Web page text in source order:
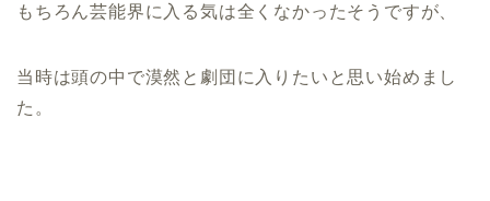
もちろん芸能界に入る気は全くなかったそうですが、
当時は頭の中で漠然と劇団に入りたいと思い始めまし
た。